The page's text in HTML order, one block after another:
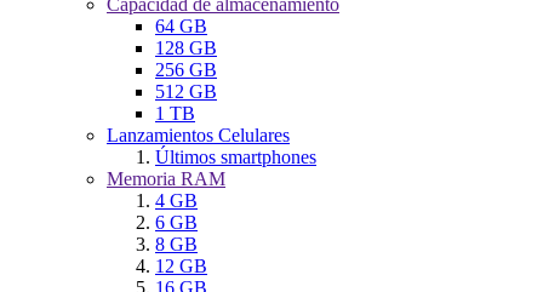
64 GB
128 GB
256 GB
512 GB
1 TB
Lanzamientos Celulares
Últimos smartphones
Memoria RAM
4 GB
6 GB
8 GB
12 GB
16 GB